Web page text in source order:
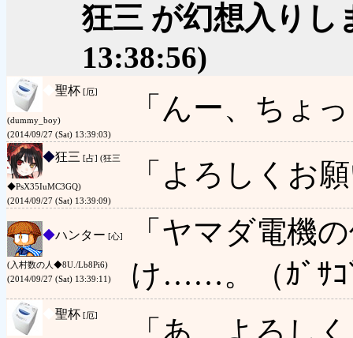
狂三 が幻想入りし
13:38:56)
聖杯 [厄]
(dummy_boy)
(2014/09/27 (Sat) 13:39:03)
「んー、ちょ
◆狂三 [占] (狂三
◆PsX35IuMC3GQ)
(2014/09/27 (Sat) 13:39:09)
「よろしくお
◆ハンター [心]
(入村数の人◆8U./Lb8Pi6)
(2014/09/27 (Sat) 13:39:11)
「ヤマダ電機
け……。（ｶﾞｻｺ
聖杯 [厄]